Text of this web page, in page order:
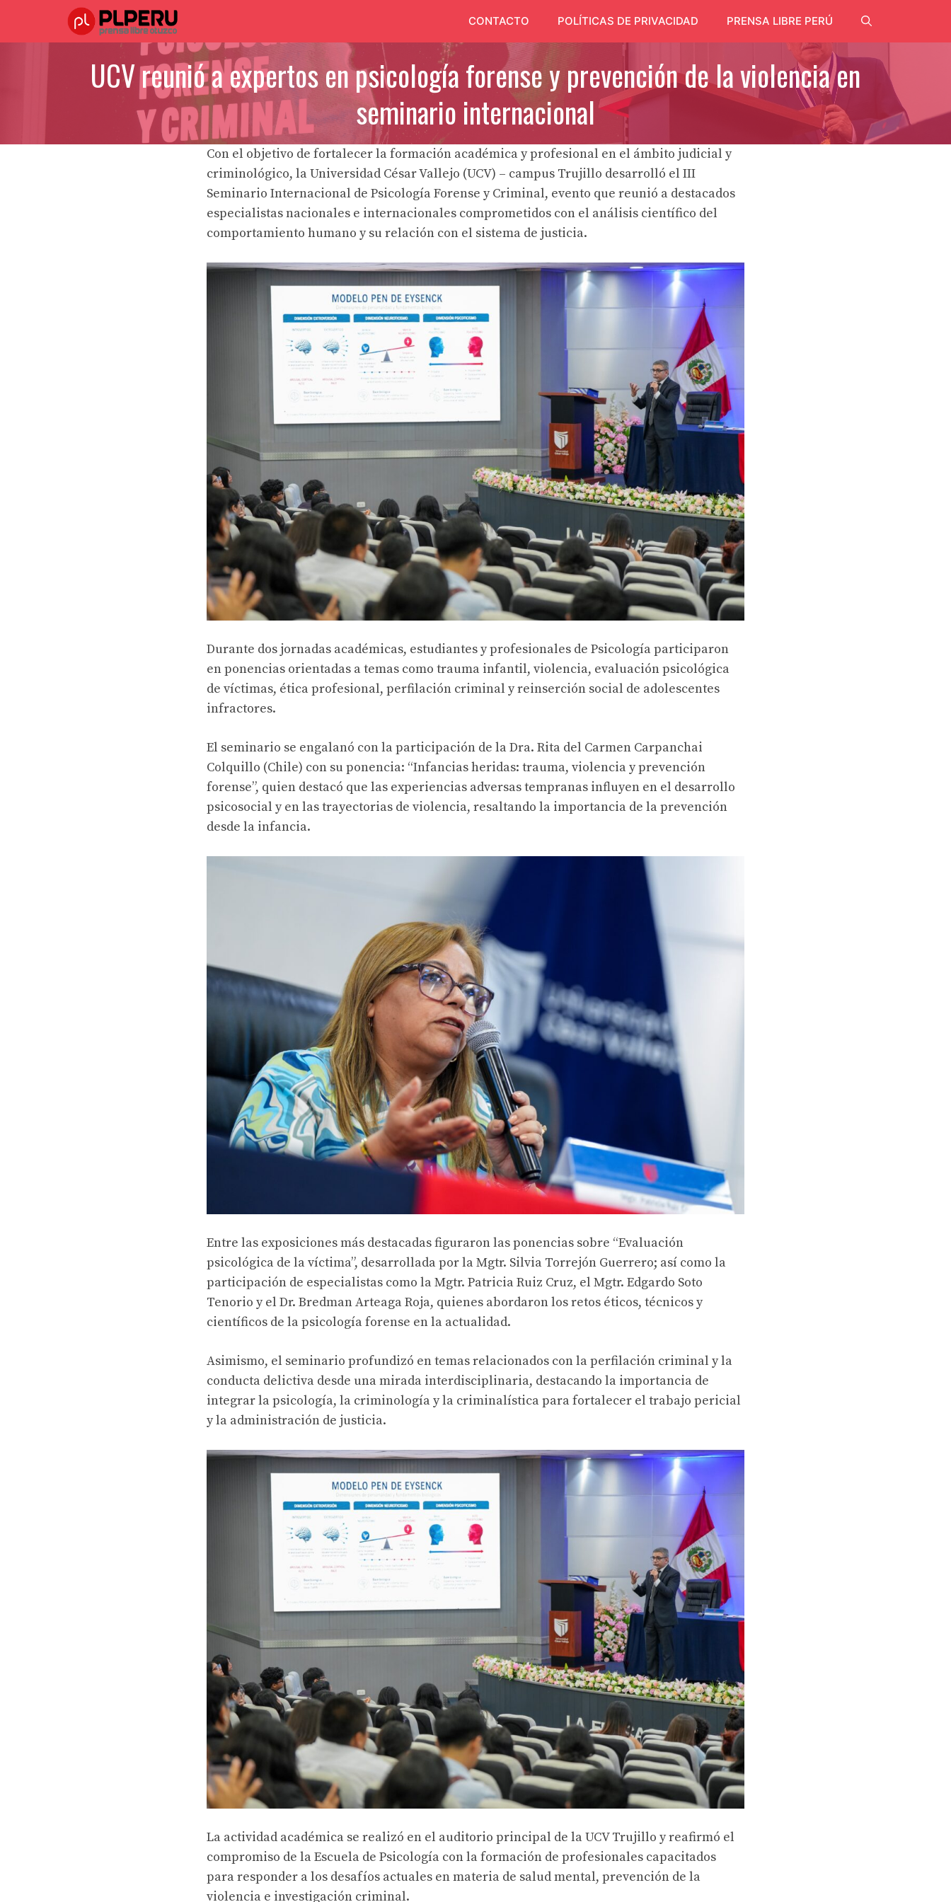
CONTACTO POLÍTICAS DE PRIVACIDAD PRENSA LIBRE PERÚ
UCV reunió a expertos en psicología forense y prevención de la violencia en
seminario internacional
Con el objetivo de fortalecer la formación académica y profesional en el ámbito judicial y
criminológico, la Universidad César Vallejo (UCV) – campus Trujillo desarrolló el III
Seminario Internacional de Psicología Forense y Criminal, evento que reunió a destacados
especialistas nacionales e internacionales comprometidos con el análisis científico del
comportamiento humano y su relación con el sistema de justicia.
Durante dos jornadas académicas, estudiantes y profesionales de Psicología participaron
en ponencias orientadas a temas como trauma infantil, violencia, evaluación psicológica
de víctimas, ética profesional, perfilación criminal y reinserción social de adolescentes
infractores.
El seminario se engalanó con la participación de la Dra. Rita del Carmen Carpanchai
Colquillo (Chile) con su ponencia: “Infancias heridas: trauma, violencia y prevención
forense”, quien destacó que las experiencias adversas tempranas influyen en el desarrollo
psicosocial y en las trayectorias de violencia, resaltando la importancia de la prevención
desde la infancia.
Entre las exposiciones más destacadas figuraron las ponencias sobre “Evaluación
psicológica de la víctima”, desarrollada por la Mgtr. Silvia Torrejón Guerrero; así como la
participación de especialistas como la Mgtr. Patricia Ruiz Cruz, el Mgtr. Edgardo Soto
Tenorio y el Dr. Bredman Arteaga Roja, quienes abordaron los retos éticos, técnicos y
científicos de la psicología forense en la actualidad.
Asimismo, el seminario profundizó en temas relacionados con la perfilación criminal y la
conducta delictiva desde una mirada interdisciplinaria, destacando la importancia de
integrar la psicología, la criminología y la criminalística para fortalecer el trabajo pericial
y la administración de justicia.
La actividad académica se realizó en el auditorio principal de la UCV Trujillo y reafirmó el
compromiso de la Escuela de Psicología con la formación de profesionales capacitados
para responder a los desafíos actuales en materia de salud mental, prevención de la
violencia e investigación criminal.